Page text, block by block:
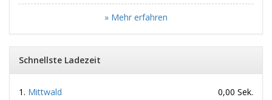
» Mehr erfahren
Schnellste Ladezeit
Mittwald
0,00 Sek.